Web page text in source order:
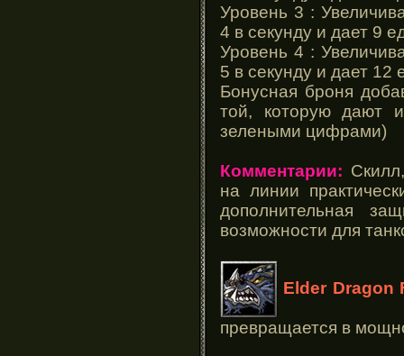
Уровень 3 :
4 в секунду и дает 9
Уровень 4 :
5 в секунду и дает
Бонусная броня
той, которую дают
зелеными цифрами)
Комментарии:
на линии
дополнительная
возможности для
Elder Dragon
превращается в